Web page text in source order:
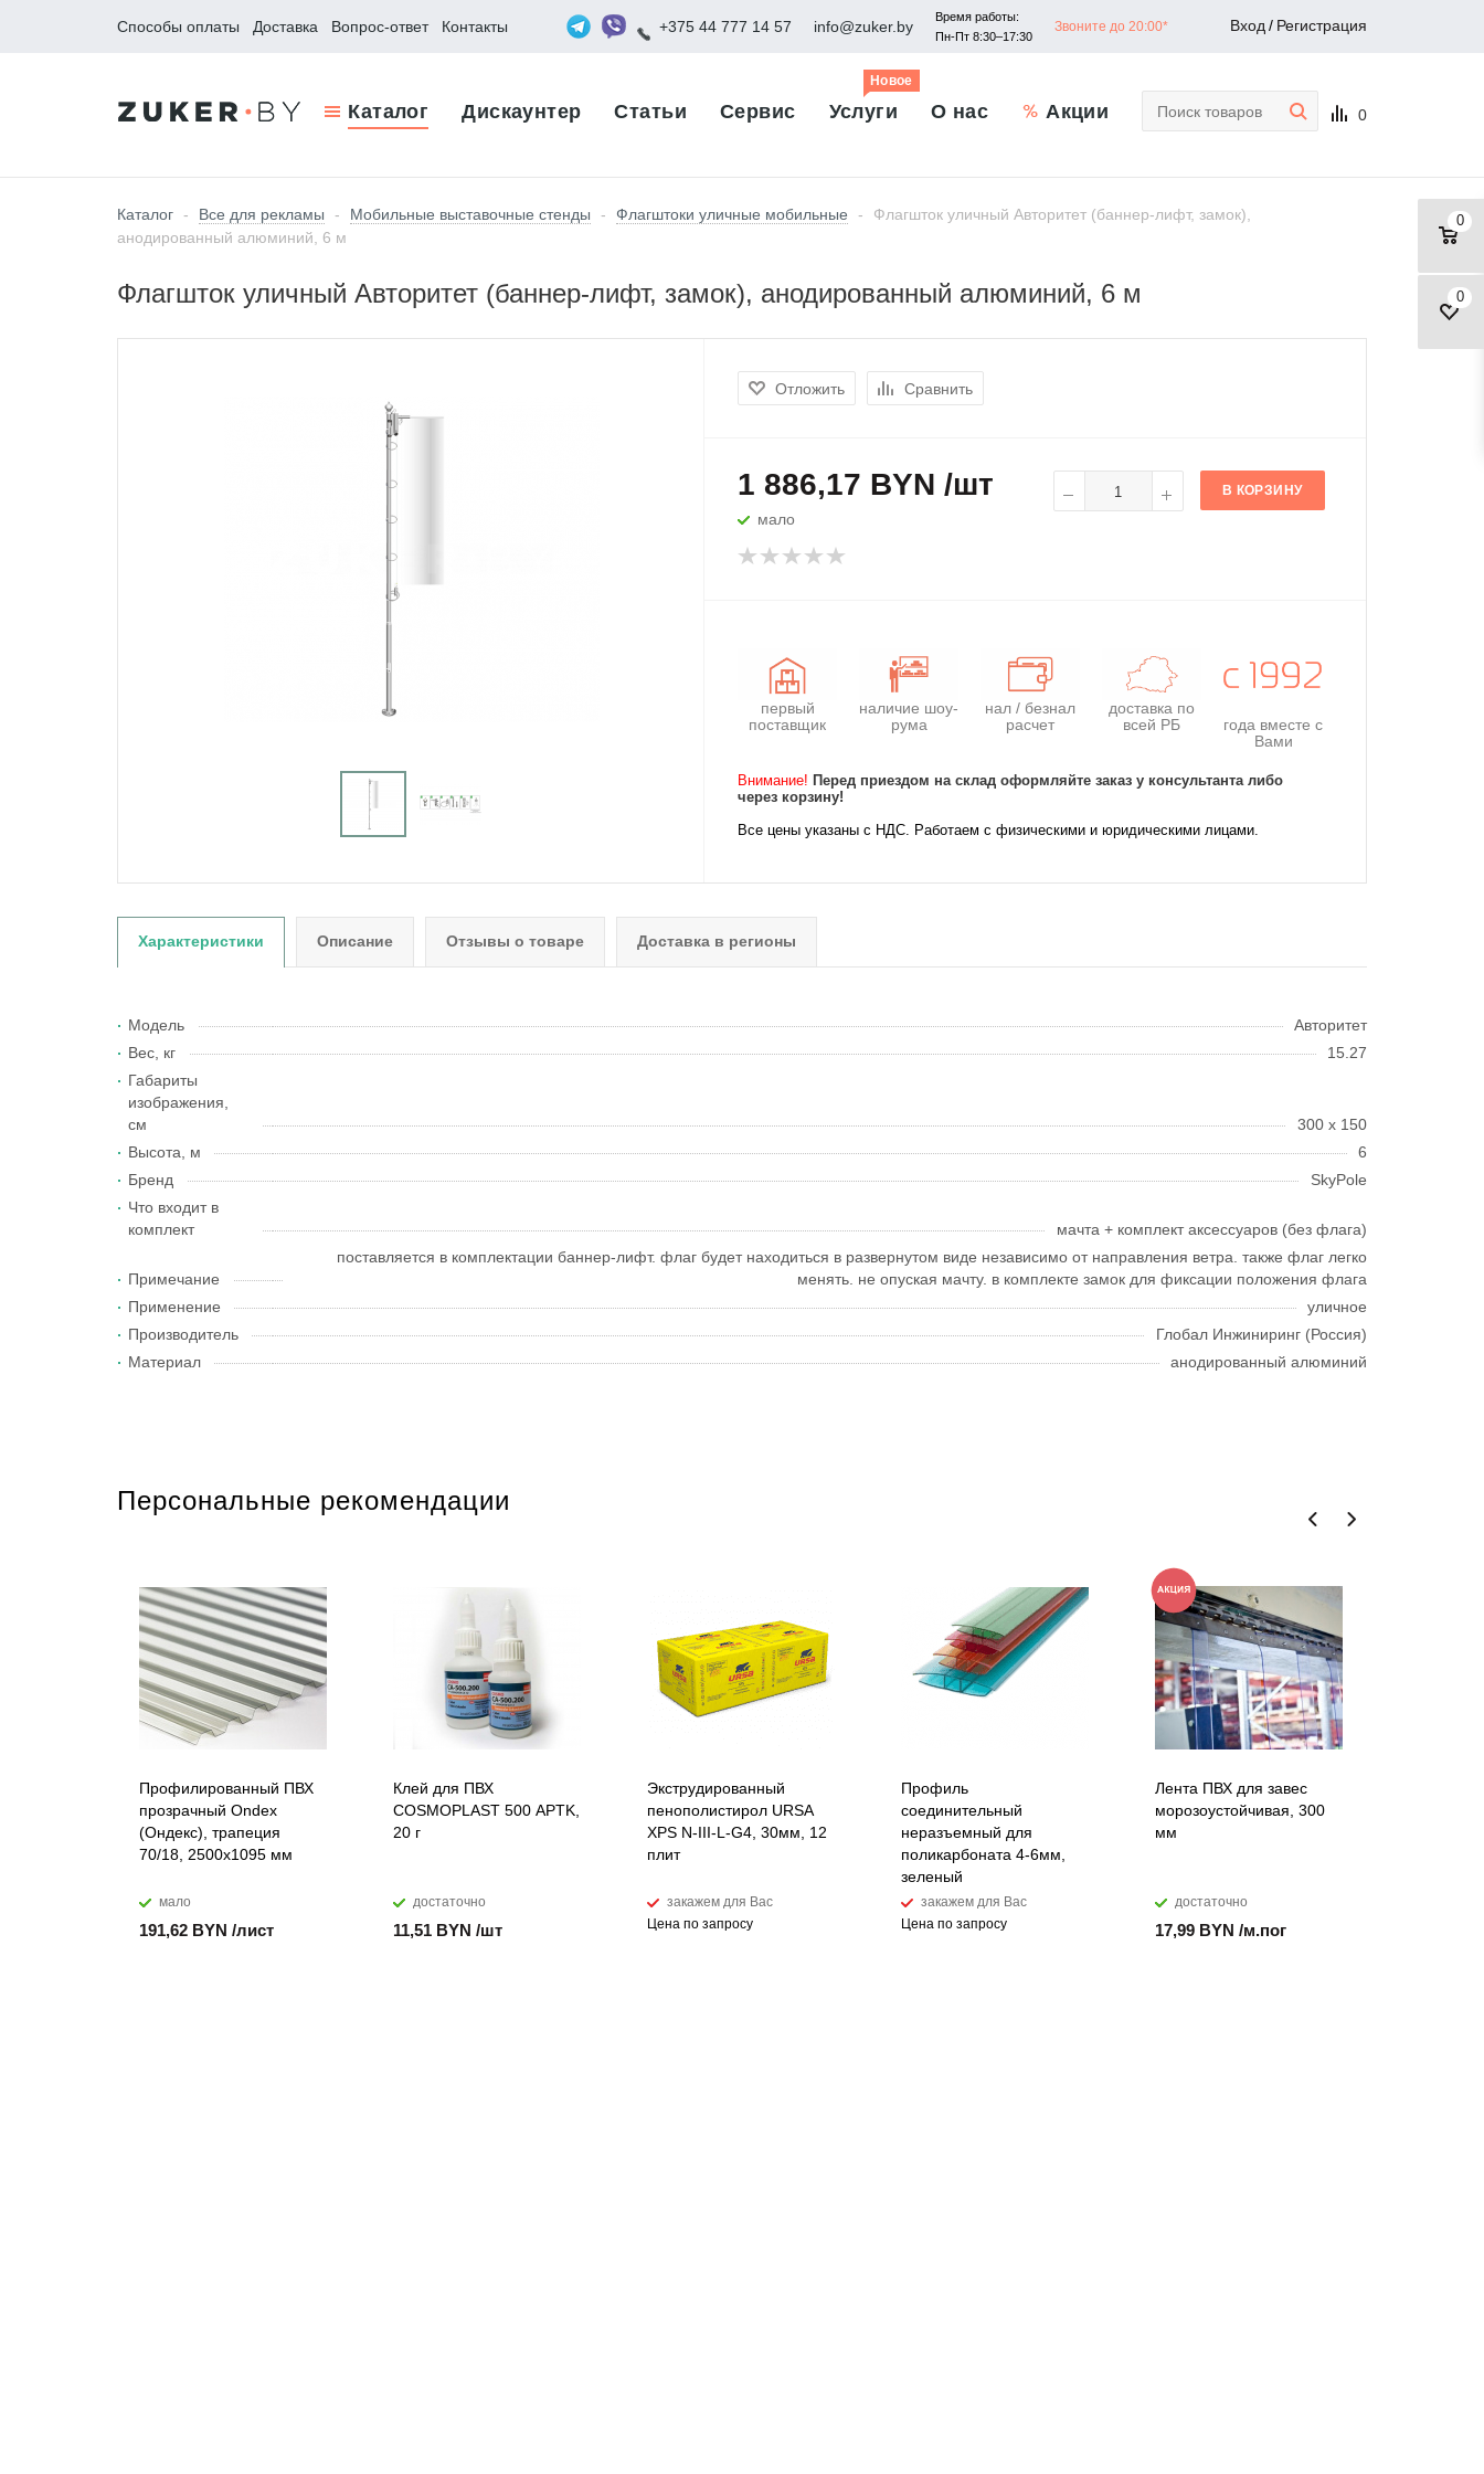
Способы оплаты Доставка Вопрос-ответ Контакты +375 44 777 14 57 info@zuker.by
Время работы:
Пн-Пт 8:30–17:30
Звоните до 20:00* Вход / Регистрация
Каталог Дискаунтер Статьи Сервис Услуги
Новое
О нас Акции 0
0
0
Каталог - Все для рекламы - Мобильные выставочные стенды - Флагштоки уличные мобильные -
Флагшток уличный Авторитет (баннер-лифт, замок),
анодированный алюминий, 6 м
Флагшток уличный Авторитет (баннер-лифт, замок), анодированный алюминий, 6 м
Отложить Сравнить
1 886,17 BYN /шт
мало
В КОРЗИНУ
первый
поставщик
наличие шоу-
рума
нал / безнал
расчет
доставка по
всей РБ
года вместе с
Вами
Внимание! Перед приездом на склад оформляйте заказ у консультанта либо
через корзину!
Все цены указаны с НДС. Работаем с физическими и юридическими лицами.
Характеристики Описание Отзывы о товаре Доставка в регионы
Модель
Авторитет
Вес, кг
15.27
Габариты
изображения,
см
300 х 150
Высота, м
6
Бренд
SkyPole
Что входит в
комплект
мачта + комплект аксессуаров (без флага)
Примечание
поставляется в комплектации баннер-лифт. флаг будет находиться в развернутом виде независимо от направления ветра. также флаг легко
менять. не опуская мачту. в комплекте замок для фиксации положения флага
Применение
уличное
Производитель
Глобал Инжиниринг (Россия)
Материал
анодированный алюминий
Персональные рекомендации
Профилированный ПВХ
прозрачный Ondex
(Ондекс), трапеция
70/18, 2500х1095 мм
мало
191,62 BYN /лист
Клей для ПВХ
COSMOPLAST 500 APTK,
20 г
достаточно
11,51 BYN /шт
Экструдированный
пенополистирол URSA
XPS N-III-L-G4, 30мм, 12
плит
закажем для Вас
Цена по запросу
Профиль
соединительный
неразъемный для
поликарбоната 4-6мм,
зеленый
закажем для Вас
Цена по запросу
Лента ПВХ для завес
морозоустойчивая, 300
мм
достаточно
17,99 BYN /м.пог